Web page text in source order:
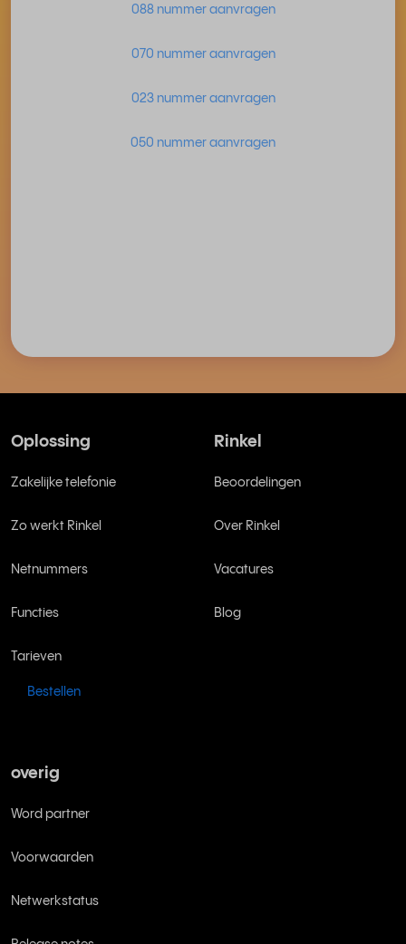
088 nummer aanvragen
070 nummer aanvragen
023 nummer aanvragen
050 nummer aanvragen
Oplossing
Zakelijke telefonie
Zo werkt Rinkel
Netnummers
Functies
Tarieven
Bestellen
Rinkel
Beoordelingen
Over Rinkel
Vacatures
Blog
overig
Word partner
Voorwaarden
Netwerkstatus